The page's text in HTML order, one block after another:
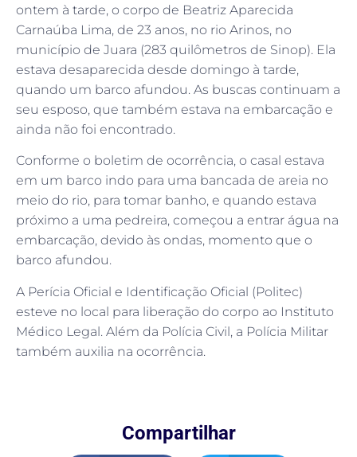
ontem à tarde, o corpo de Beatriz Aparecida
Carnaúba Lima, de 23 anos, no rio Arinos, no
município de Juara (283 quilômetros de Sinop). Ela
estava desaparecida desde domingo à tarde,
quando um barco afundou. As buscas continuam a
seu esposo, que também estava na embarcação e
ainda não foi encontrado.
Conforme o boletim de ocorrência, o casal estava
em um barco indo para uma bancada de areia no
meio do rio, para tomar banho, e quando estava
próximo a uma pedreira, começou a entrar água na
embarcação, devido às ondas, momento que o
barco afundou.
A Perícia Oficial e Identificação Oficial (Politec)
esteve no local para liberação do corpo ao Instituto
Médico Legal. Além da Polícia Civil, a Polícia Militar
também auxilia na ocorrência.
Compartilhar